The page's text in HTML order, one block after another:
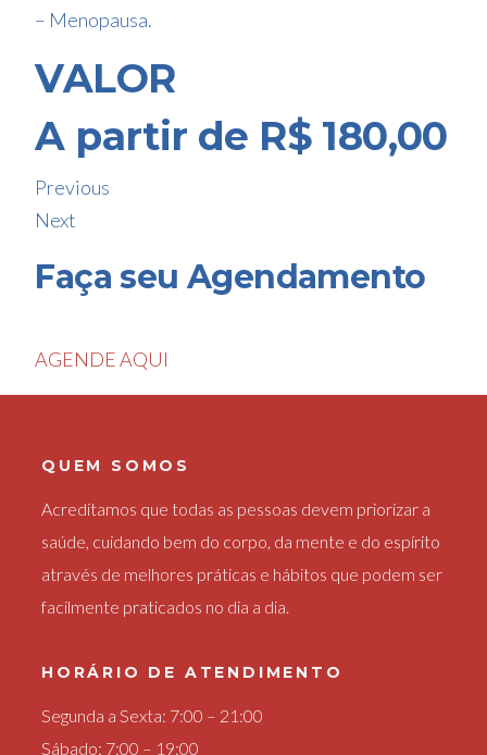
– Menopausa.
VALOR
A partir de R$ 180,00
Previous
Next
Faça seu Agendamento
AGENDE AQUI
QUEM SOMOS
Acreditamos que todas as pessoas devem priorizar a
saúde, cuidando bem do corpo, da mente e do espírito
através de melhores práticas e hábitos que podem ser
facilmente praticados no dia a dia.
HORÁRIO DE ATENDIMENTO
Segunda a Sexta: 7:00 – 21:00
Sábado: 7:00 – 19:00